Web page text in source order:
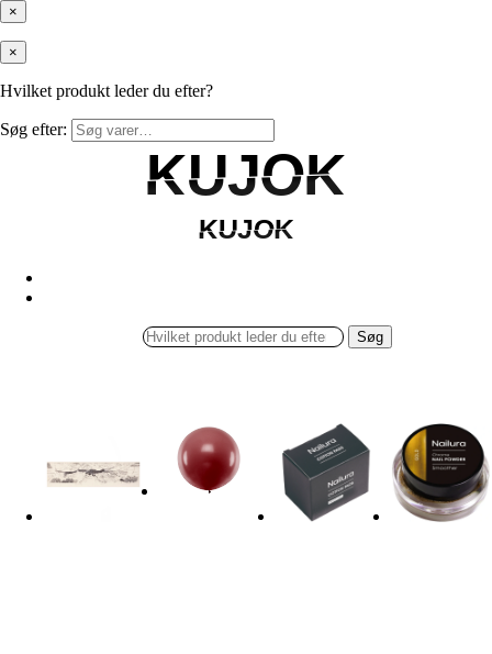
×
×
Hvilket produkt leder du efter?
Søg efter:
KUJOK
KUJOK
KUJOK
KUJOK
Søg